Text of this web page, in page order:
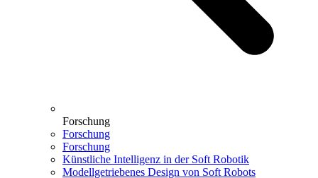
Forschung
Forschung
Forschung
Künstliche Intelligenz in der Soft Robotik
Modellgetriebenes Design von Soft Robots